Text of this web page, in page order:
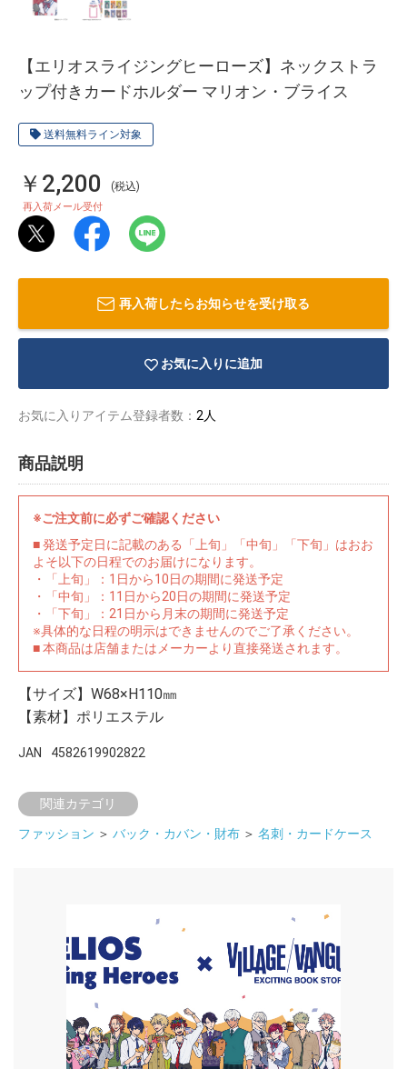
送料無料ライン対象
【エリオスライジングヒーローズ】ネックストラ
ップ付きカードホルダー マリオン・ブライス
￥2,200 (税込)
再入荷メール受付
再入荷したらお知らせを受け取る
お気に入りに追加
お気に入りアイテム登録者数： 2人
商品説明
※ご注文前に必ずご確認ください
■ 発送予定日に記載のある「上旬」「中旬」「下旬」はおお
よそ以下の日程でのお届けになります。
・「上旬」：1日から10日の期間に発送予定
・「中旬」：11日から20日の期間に発送予定
・「下旬」：21日から月末の期間に発送予定
※具体的な日程の明示はできませんのでご了承ください。
■ 本商品は店舗またはメーカーより直接発送されます。
【サイズ】W68×H110㎜
【素材】ポリエステル
JAN 4582619902822
関連カテゴリ
ファッション ＞ バック・カバン・財布 ＞ 名刺・カードケース
イラストレ
ーター
アダルトグ
ッズ